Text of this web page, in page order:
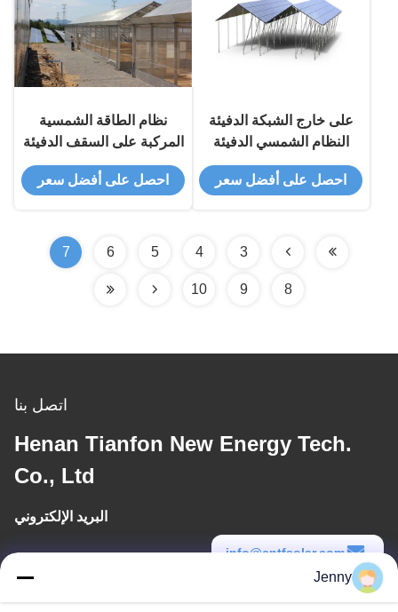
على خارج الشبكة الدفيئة
النظام الشمسي الدفيئة
الشمسية المستدامة الألواح
الشمسية الكهروضوئية دائم
احصل على أفضل سعر
نظام الطاقة الشمسية
المركبة على السقف الدفيئة
محطات الطاقة
الكهروضوئية المحاصيل
احصل على أفضل سعر
3
4
5
6
7
8
9
10
اتصل بنا
Henan Tianfon New Energy Tech.
Co., Ltd
البريد الإلكتروني
info@cntfsolar.com
Jenny